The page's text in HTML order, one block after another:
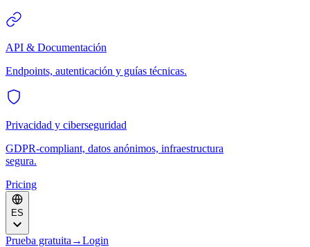
API & Documentación
Endpoints, autenticación y guías técnicas.
Privacidad y ciberseguridad
GDPR-compliant, datos anónimos, infraestructura
segura.
Pricing
ES
Prueba gratuita →Login